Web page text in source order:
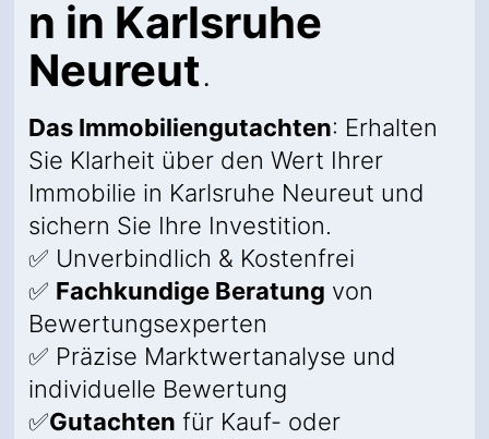
n in Karlsruhe
Neureut.
Das Immobiliengutachten: Erhalten
Sie Klarheit über den Wert Ihrer
Immobilie in Karlsruhe Neureut und
sichern Sie Ihre Investition.
✅ Unverbindlich & Kostenfrei
✅ Fachkundige Beratung von
Bewertungsexperten
✅ Präzise Marktwertanalyse und
individuelle Bewertung
✅Gutachten für Kauf- oder